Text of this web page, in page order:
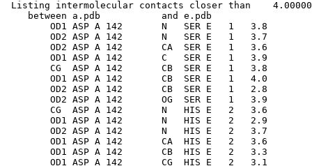
Listing intermolecular contacts closer than
between a.pdb           and e.pdb
OD1 ASP A 142       N   SER E   1   3.8
OD2 ASP A 142       N   SER E   1   3.7
OD2 ASP A 142       CA  SER E   1   3.6
OD1 ASP A 142       C   SER E   1   3.9
CG  ASP A 142       CB  SER E   1   3.8
OD1 ASP A 142       CB  SER E   1   4.0
OD2 ASP A 142       CB  SER E   1   2.8
OD2 ASP A 142       OG  SER E   1   3.9
CG  ASP A 142       N   HIS E   2   3.6
OD1 ASP A 142       N   HIS E   2   2.9
OD2 ASP A 142       N   HIS E   2   3.7
OD1 ASP A 142       CA  HIS E   2   3.6
OD1 ASP A 142       CB  HIS E   2   3.3
OD1 ASP A 142       CG  HIS E   2   3.1